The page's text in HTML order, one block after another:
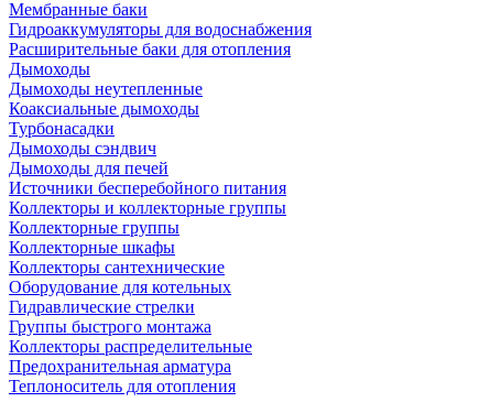
Мембранные баки
Гидроаккумуляторы для водоснабжения
Расширительные баки для отопления
Дымоходы
Дымоходы неутепленные
Коаксиальные дымоходы
Турбонасадки
Дымоходы сэндвич
Дымоходы для печей
Источники бесперебойного питания
Коллекторы и коллекторные группы
Коллекторные группы
Коллекторные шкафы
Коллекторы сантехнические
Оборудование для котельных
Гидравлические стрелки
Группы быстрого монтажа
Коллекторы распределительные
Предохранительная арматура
Теплоноситель для отопления